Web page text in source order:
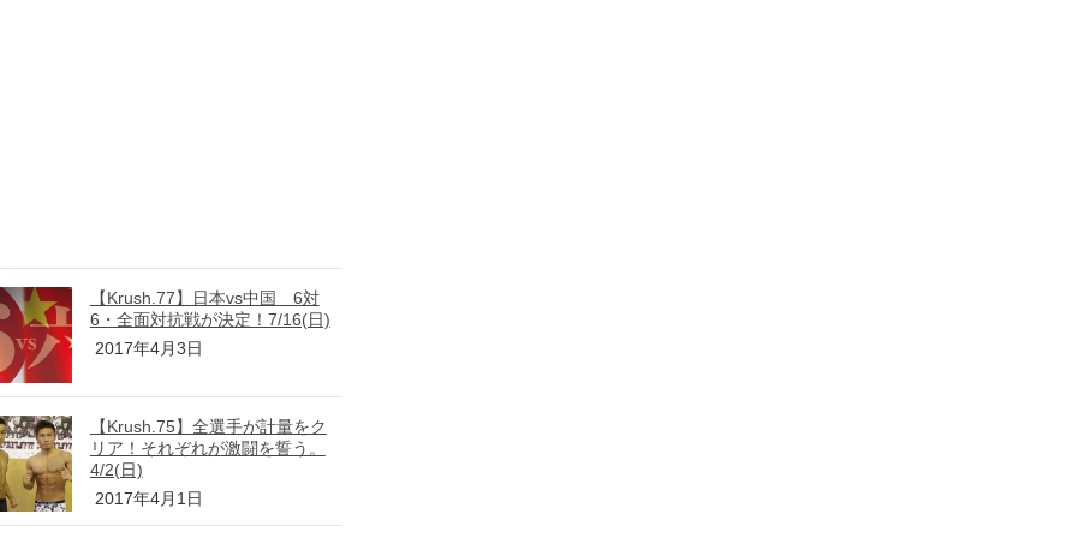
【Krush.77】日本vs中国 6対
6・全面対抗戦が決定！7/16(日)
2017年4月3日
【Krush.75】全選手が計量をク
リア！それぞれが激闘を誓う。
4/2(日)
2017年4月1日